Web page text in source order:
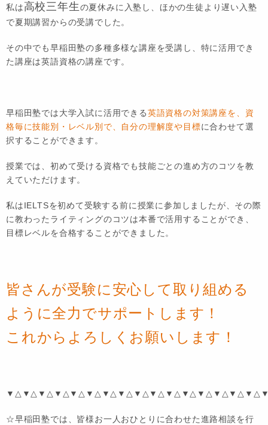
私は高校三年生の夏休みに入塾し、ほかの生徒より遅い入塾
で夏期講習からの受講でした。
その中でも早稲田塾の多種多様な講座を受講し、特に活用でき
た講座は英語資格の講座です。
早稲田塾では大学入試に活用できる英語資格の対策講座を、資
格毎に技能別・レベル別で、自分の理解度や目標に合わせて選
択することができます。
授業では、初めて受ける資格でも技能ごとの進め方のコツを教
えていただけます。
私はIELTSを初めて受験する前に授業に参加しましたが、その際
に教わったライティングのコツは本番で活用することができ、
目標レベルを合格することができました。
皆さんが受験に安心して取り組める
ように全力でサポートします！
これからよろしくお願いします！
☆早稲田塾では、皆様お一人おひとりに合わせた進路相談を行